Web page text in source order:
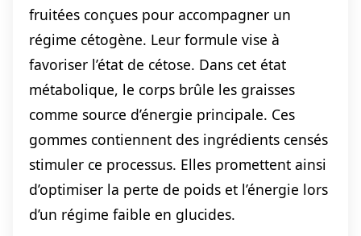
fruitées conçues pour accompagner un
régime cétogène. Leur formule vise à
favoriser l’état de cétose. Dans cet état
métabolique, le corps brûle les graisses
comme source d’énergie principale. Ces
gommes contiennent des ingrédients censés
stimuler ce processus. Elles promettent ainsi
d’optimiser la perte de poids et l’énergie lors
d’un régime faible en glucides.